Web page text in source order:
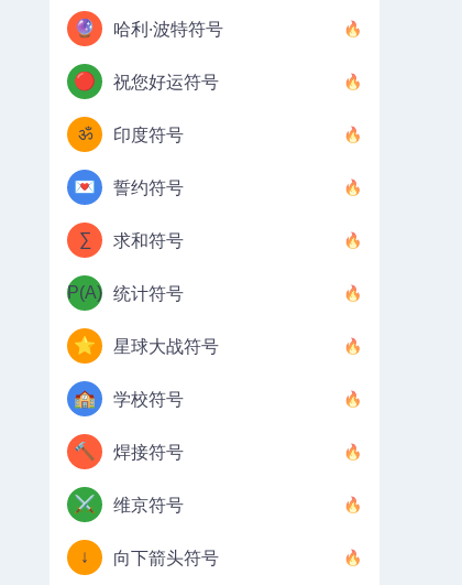
🔮 哈利·波特符号
🔴 祝您好运符号
ॐ 印度符号
💌 誓约符号
∑ 求和符号
P(A) 统计符号
⭐ 星球大战符号
🏫 学校符号
🔨 焊接符号
⚔️ 维京符号
↓ 向下箭头符号